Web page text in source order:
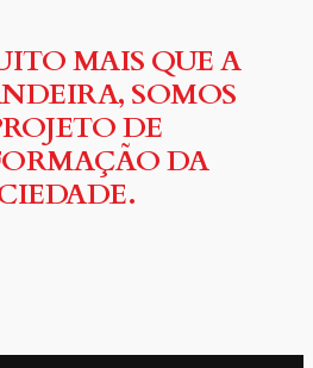
MAIS QUE A
SOMOS
DE
DA